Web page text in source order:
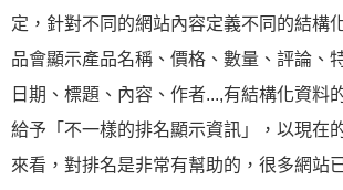
定，針對不同的網站內容定義不同的結構
品會顯示產品名稱、價格、數量、評論、
日期、標題、內容、作者...,有結構化資料
給予「不一樣的排名顯示資訊」，以現在
來看，對排名是非常有幫助的，很多網站